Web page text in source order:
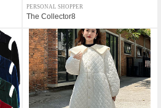
PERSONAL SHOPPER
The Collector8